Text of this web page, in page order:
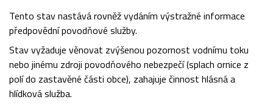
Tento stav nastává rovněž vydáním výstražné informace
předpovědní povodňové služby.
Stav vyžaduje věnovat zvýšenou pozornost vodnímu toku
nebo jinému zdroji povodňového nebezpečí (splach ornice z
polí do zastavěné části obce), zahajuje činnost hlásná a
hlídková služba.